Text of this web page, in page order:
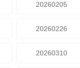
20260205
20260226
20260310